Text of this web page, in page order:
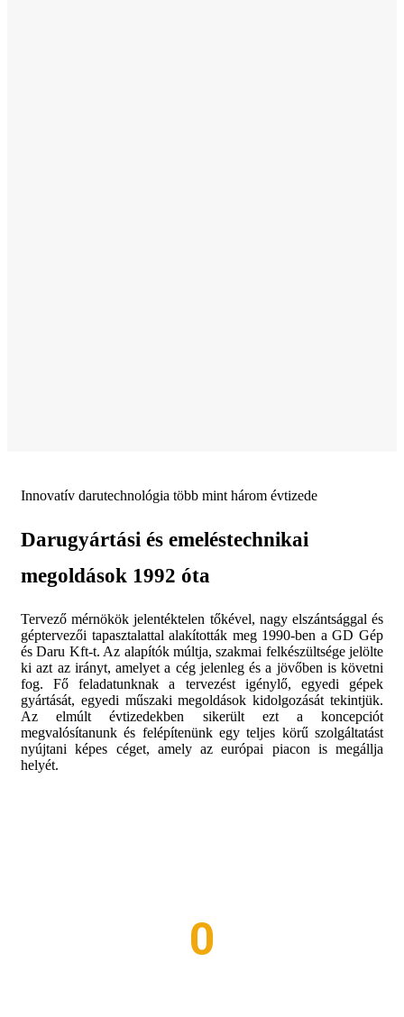
Innovatív darutechnológia több mint három évtizede
Darugyártási és emeléstechnikai
megoldások 1992 óta
Tervező mérnökök jelentéktelen tőkével, nagy elszántsággal és
géptervezői tapasztalattal alakították meg 1990-ben a GD Gép
és Daru Kft-t. Az alapítók múltja, szakmai felkészültsége jelölte
ki azt az irányt, amelyet a cég jelenleg és a jövőben is követni
fog. Fő feladatunknak a tervezést igénylő, egyedi gépek
gyártását, egyedi műszaki megoldások kidolgozását tekintjük.
Az elmúlt évtizedekben sikerült ezt a koncepciót
megvalósítanunk és felépítenünk egy teljes körű szolgáltatást
nyújtani képes céget, amely az európai piacon is megállja
helyét.
0